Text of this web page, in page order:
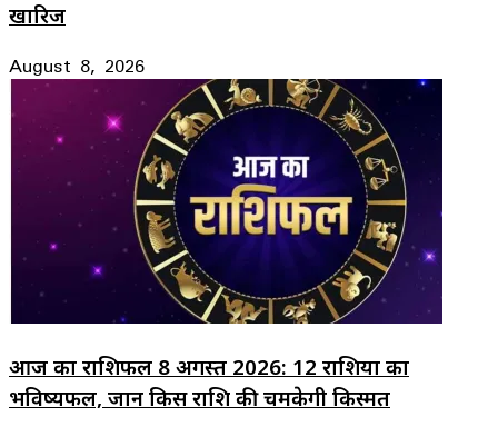
खारिज
August 8, 2026
आज का राशिफल 8 अगस्त 2026: 12 राशियों का
भविष्यफल, जानें किस राशि की चमकेगी किस्मत